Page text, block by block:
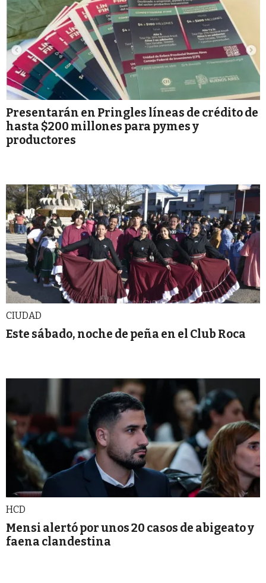
Presentarán en Pringles líneas de crédito de
hasta $200 millones para pymes y
productores
CIUDAD
Este sábado, noche de peña en el Club Roca
HCD
Mensi alertó por unos 20 casos de abigeato y
faena clandestina